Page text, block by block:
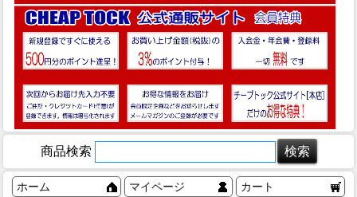
商品検索
ホーム マイページ カート